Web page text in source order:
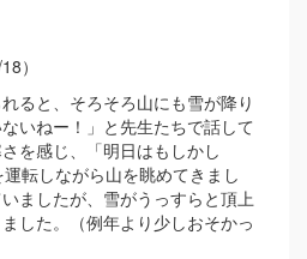
）
ると、そろそろ山にも雪が降り
いねー！」と先生たちで話して
を感じ、「明日はもしかし
転しながら山を眺めてきまし
ましたが、雪がうっすらと頂上
した。（例年より少しおそかっ